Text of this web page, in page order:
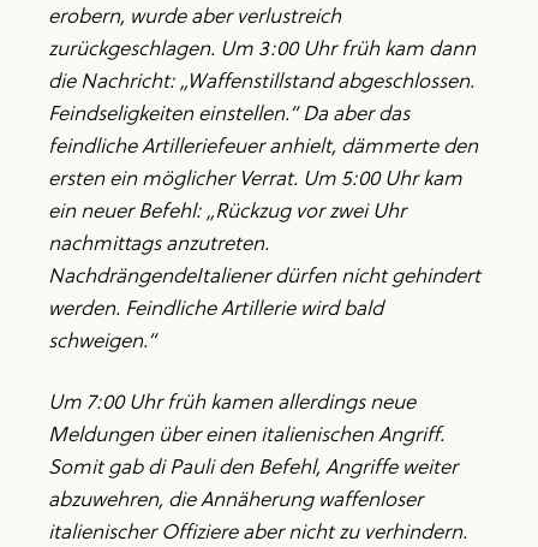
erobern, wurde aber verlustreich
zurückgeschlagen. Um 3:00 Uhr früh kam dann
die Nachricht: „Waffenstillstand abgeschlossen.
Feindseligkeiten einstellen.“ Da aber das
feindliche Artilleriefeuer anhielt, dämmerte den
ersten ein möglicher Verrat. Um 5:00 Uhr kam
ein neuer Befehl: „Rückzug vor zwei Uhr
nachmittags anzutreten.
NachdrängendeItaliener dürfen nicht gehindert
werden. Feindliche Artillerie wird bald
schweigen.“
Um 7:00 Uhr früh kamen allerdings neue
Meldungen über einen italienischen Angriff.
Somit gab di Pauli den Befehl, Angriffe weiter
abzuwehren, die Annäherung waffenloser
italienischer Offiziere aber nicht zu verhindern.